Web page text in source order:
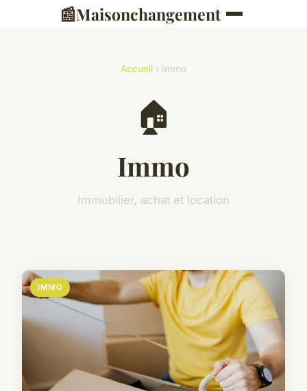
📰Maisonchangement
Accueil › Immo
🏠
Immo
Immobilier, achat et location
IMMO